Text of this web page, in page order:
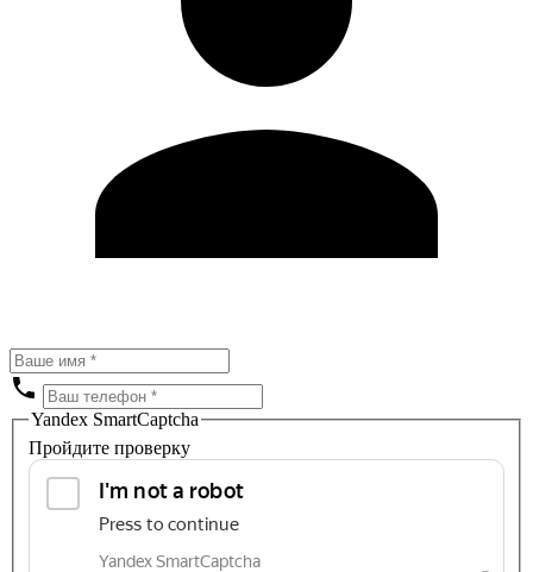
Yandex SmartCaptcha
Пройдите проверку